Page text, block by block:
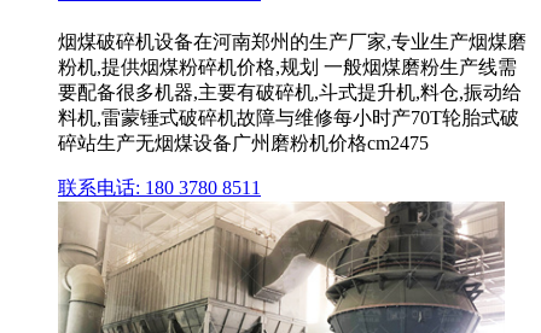
烟煤破碎机设备在河南郑州的生产厂家,专业生产烟煤磨
粉机,提供烟煤粉碎机价格,规划 一般烟煤磨粉生产线需
要配备很多机器,主要有破碎机,斗式提升机,料仓,振动给
料机,雷蒙锤式破碎机故障与维修每小时产70T轮胎式破
碎站生产无烟煤设备广州磨粉机价格cm2475
联系电话: 180 3780 8511